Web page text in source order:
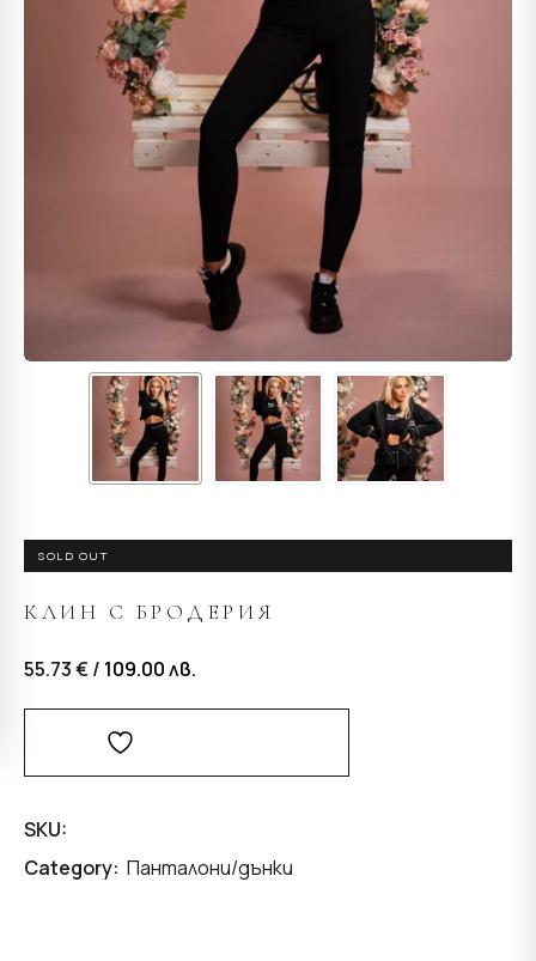
SOLD OUT
КЛИН С БРОДЕРИЯ
55.73 € / 109.00лв.
SKU:
Category: Панталони/дънки